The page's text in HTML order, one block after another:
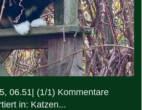
06.51| (1/1) Kommentare
in: Katzen...